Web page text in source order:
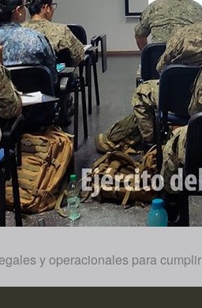
y operacionales para